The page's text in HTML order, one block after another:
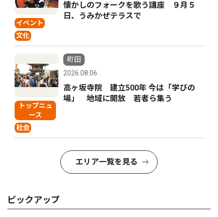
イベント
文化
懐かしのフォークを歌う講座 ９月５
日、うみかぜテラスで
トップニュ
ース
社会
町田
2026.08.06
高ヶ坂寺院 建立500年 今は「学びの
場」 地域に開放 若者ら集う
エリア一覧を見る
ピックアップ